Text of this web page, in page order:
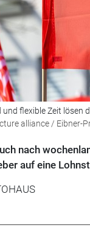
und flexible Zeit lösen
alliance / Eibner-
nach
auf eine